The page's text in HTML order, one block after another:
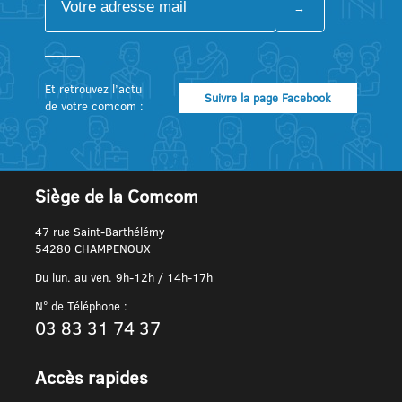
Et retrouvez l’actu
de votre comcom :
Suivre la page Facebook
Siège de la Comcom
47 rue Saint-Barthélémy
54280 CHAMPENOUX
Du lun. au ven. 9h-12h / 14h-17h
N° de Téléphone :
03 83 31 74 37
Accès rapides